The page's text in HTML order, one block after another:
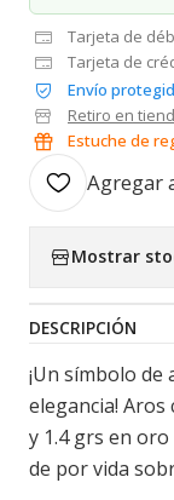
Tarjeta de
Tarjeta de
Envío
Retiro en
Estuche de
Agregar
Mostrar
DESCRIPCIÓN
¡Un símbolo de
elegancia! Aros
y 1.4 grs en
de por vida